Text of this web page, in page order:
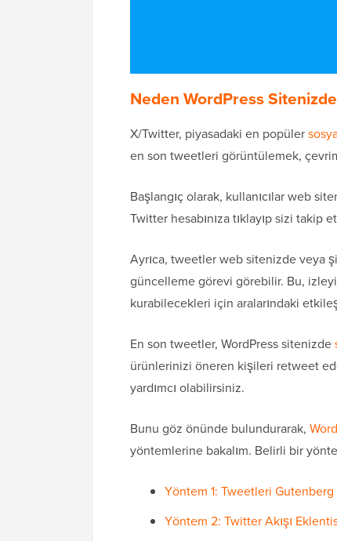
Neden WordPress
X/Twitter, piyasadaki en popüler
en son tweetleri görüntülemek,
Başlangıç olarak, kullanıcılar web
Twitter hesabınıza tıklayıp sizi
Ayrıca, tweetler web sitenizde veya
güncelleme görevi görebilir. Bu,
kurabilecekleri için aralarındaki
En son tweetler, WordPress sitenizde
ürünlerinizi öneren kişileri retweet
yardımcı olabilirsiniz.
Bunu göz önünde bulundurarak,
yöntemlerine bakalım. Belirli bir
Yöntem 1: Tweetleri
Yöntem 2: Twitter Akışı